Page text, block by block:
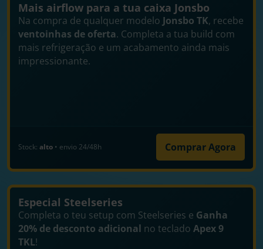
Mais airflow para a tua caixa Jonsbo
Na compra de qualquer modelo Jonsbo TK, recebe
ventoinhas de oferta. Completa a tua build com
mais refrigeração e um acabamento ainda mais
impressionante.
Stock: alto • envio 24/48h Comprar Agora
Especial Steelseries
Completa o teu setup com Steelseries e Ganha
20% de desconto adicional no teclado Apex 9
TKL!